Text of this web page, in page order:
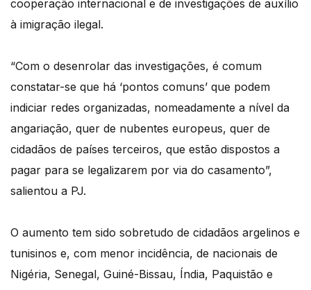
cooperação internacional e de investigações de auxílio
à imigração ilegal.
“Com o desenrolar das investigações, é comum
constatar-se que há ‘pontos comuns’ que podem
indiciar redes organizadas, nomeadamente a nível da
angariação, quer de nubentes europeus, quer de
cidadãos de países terceiros, que estão dispostos a
pagar para se legalizarem por via do casamento”,
salientou a PJ.
O aumento tem sido sobretudo de cidadãos argelinos e
tunisinos e, com menor incidência, de nacionais de
Nigéria, Senegal, Guiné-Bissau, Índia, Paquistão e